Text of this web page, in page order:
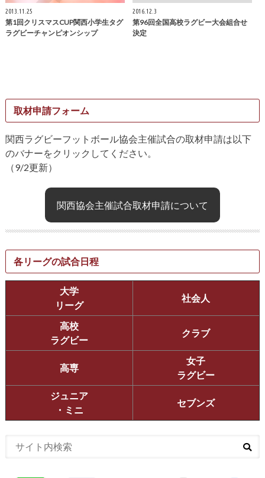
2013.11.25
第1回クリスマスCUP関西小学生タグ
ラグビーチャンピオンシップ
2016.12.3
第96回全国高校ラグビー大会組合せ
決定
取材申請フォーム
関西ラグビーフットボール協会主催試合の取材申請は以下
のバナーをクリックしてください。
（9/2更新）
関西協会主催試合取材申請について
各リーグの試合日程
大学
リーグ
社会人
高校
ラグビー
クラブ
高専
女子
ラグビー
ジュニア
・ミニ
セブンズ